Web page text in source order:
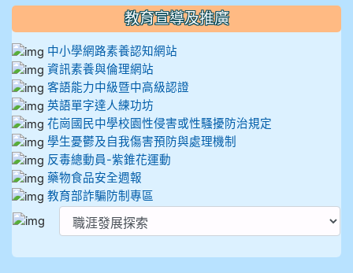
教育宣導及推廣
中小學網路素養認知網站
資訊素養與倫理網站
客語能力中級暨中高級認證
英語單字達人練功坊
花崗國民中學校園性侵害或性騷擾防治規定
學生憂鬱及自我傷害預防與處理機制
反毒總動員-紫錐花運動
藥物食品安全週報
教育部詐騙防制專區